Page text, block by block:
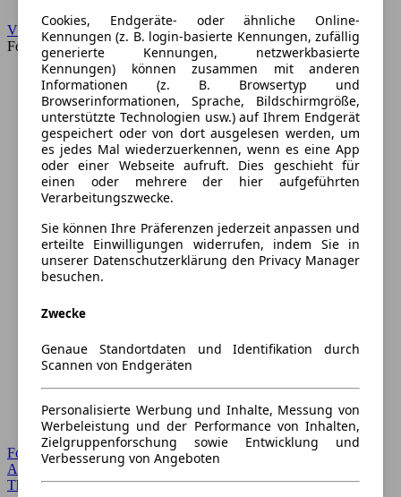
VW
Forum
Forum Startseite
Alle Auto-Foren
Themen-Forum
Cookies, Endgeräte- oder ähnliche Online-
Kennungen (z. B. login-basierte Kennungen, zufällig
generierte Kennungen, netzwerkbasierte
Kennungen) können zusammen mit anderen
Informationen (z. B. Browsertyp und
Browserinformationen, Sprache, Bildschirmgröße,
unterstützte Technologien usw.) auf Ihrem Endgerät
gespeichert oder von dort ausgelesen werden, um
es jedes Mal wiederzuerkennen, wenn es eine App
oder einer Webseite aufruft. Dies geschieht für
einen oder mehrere der hier aufgeführten
Verarbeitungszwecke.
Sie können Ihre Präferenzen jederzeit anpassen und
erteilte Einwilligungen widerrufen, indem Sie in
unserer Datenschutzerklärung den Privacy Manager
besuchen.
Zwecke
Genaue Standortdaten und Identifikation durch
Scannen von Endgeräten
Personalisierte Werbung und Inhalte, Messung von
Werbeleistung und der Performance von Inhalten,
Zielgruppenforschung sowie Entwicklung und
Verbesserung von Angeboten